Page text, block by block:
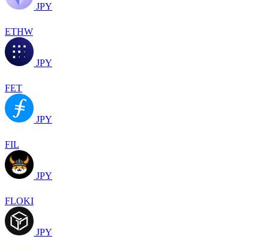
JPY
ETHW
JPY
FET
JPY
FIL
JPY
FLOKI
JPY